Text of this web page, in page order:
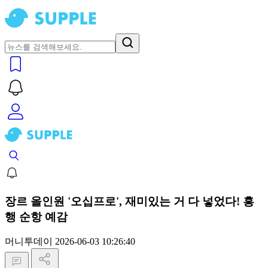
장르 올인원 '오십프로', 재미있는 거 다 넣었다! 흥
행 순항 예감
머니투데이 2026-06-03 10:26:40